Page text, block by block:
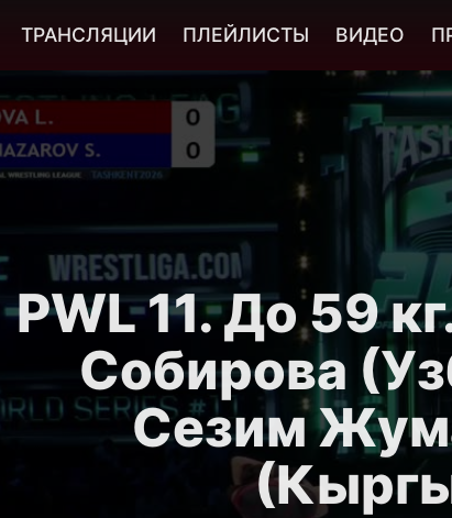
PWL 11. До 59
Собирова
Сезим
ТРАНСЛЯЦИИ ПЛЕЙЛИСТЫ ВИДЕО